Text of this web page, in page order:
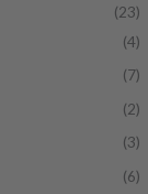
(23)
(4)
(7)
(2)
(3)
(6)